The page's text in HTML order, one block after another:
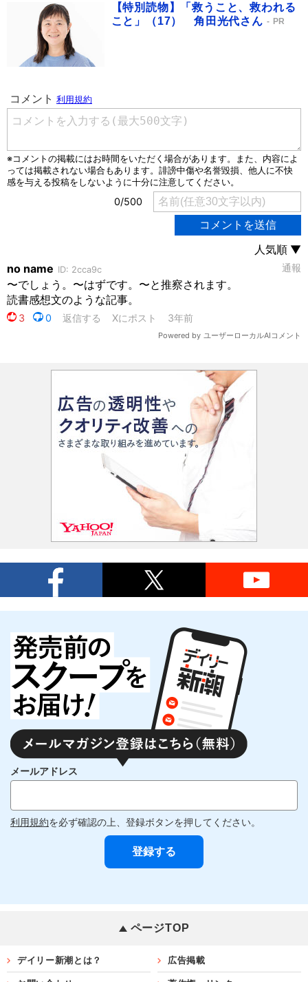
【特別読物】「救うこと、救われる
こと」（17） 角田光代さん
PR
メールアドレス
利用規約を必ず確認の上、登録ボタンを押してください。
ページTOP
デイリー新潮とは？ 広告掲載